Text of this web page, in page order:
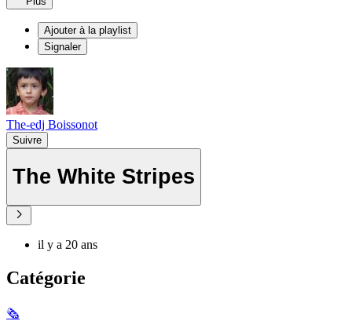
Ajouter à la playlist
Signaler
The-edj Boissonot
Suivre
The White Stripes
il y a 20 ans
Catégorie
🗞